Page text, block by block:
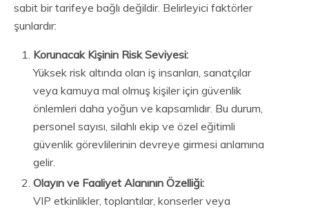
sabit bir tarifeye bağlı değildir. Belirleyici faktörler
şunlardır:
Korunacak Kişinin Risk Seviyesi:
Yüksek risk altında olan iş insanları, sanatçılar
veya kamuya mal olmuş kişiler için güvenlik
önlemleri daha yoğun ve kapsamlıdır. Bu durum,
personel sayısı, silahlı ekip ve özel eğitimli
güvenlik görevlilerinin devreye girmesi anlamına
gelir.
Olayın ve Faaliyet Alanının Özelliği:
VIP etkinlikler, toplantılar, konserler veya